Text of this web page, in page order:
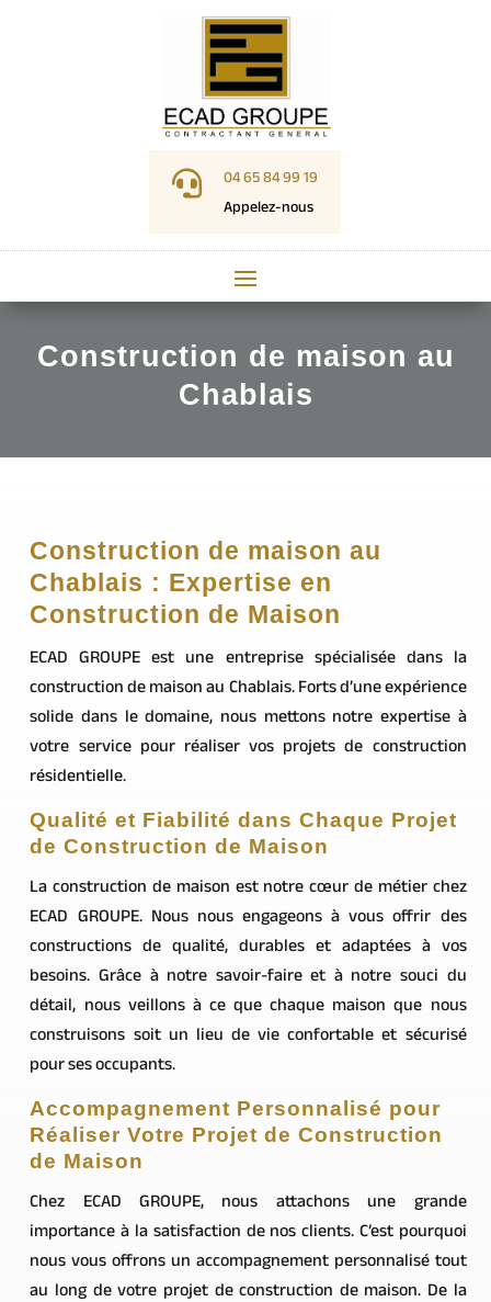

04 65 84 99 19
Appelez-nous
Construction de maison au
Chablais
Construction de maison au
Chablais : Expertise en
Construction de Maison
ECAD GROUPE est une entreprise spécialisée dans la
construction de maison au Chablais. Forts d’une expérience
solide dans le domaine, nous mettons notre expertise à
votre service pour réaliser vos projets de construction
résidentielle.
Qualité et Fiabilité dans Chaque Projet
de Construction de Maison
La construction de maison est notre cœur de métier chez
ECAD GROUPE. Nous nous engageons à vous offrir des
constructions de qualité, durables et adaptées à vos
besoins. Grâce à notre savoir-faire et à notre souci du
détail, nous veillons à ce que chaque maison que nous
construisons soit un lieu de vie confortable et sécurisé
pour ses occupants.
Accompagnement Personnalisé pour
Réaliser Votre Projet de Construction
de Maison
Chez ECAD GROUPE, nous attachons une grande
importance à la satisfaction de nos clients. C’est pourquoi
nous vous offrons un accompagnement personnalisé tout
au long de votre projet de construction de maison. De la